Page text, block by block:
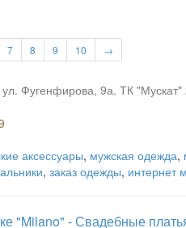
7 8 9 10 →
Фугенфирова, 9а. ТК "Мускат"
аксессуары, мужская одежда,
, заказ одежды, интернет
"Milano" - Свадебные